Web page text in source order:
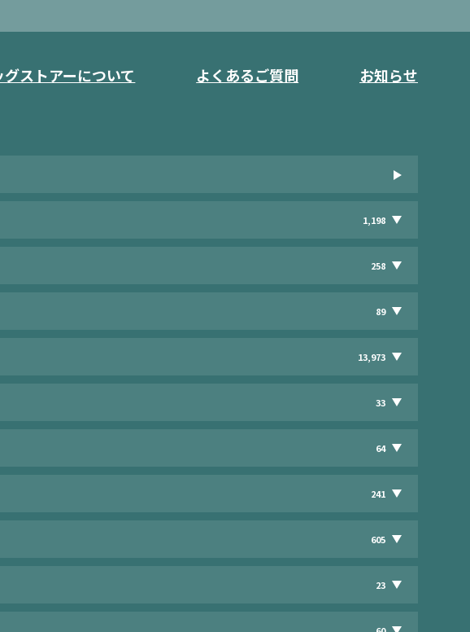
グストアーについて よくあるご質問 お知らせ
1,198
258
89
13,973
33
64
241
605
23